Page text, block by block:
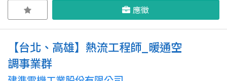
應徵
【台北、高雄】熱流工程師_暖通空
調事業群